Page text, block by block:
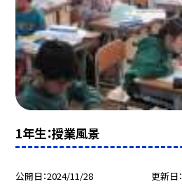
1年生：授業風景
公開日 2024/11/28 更新日